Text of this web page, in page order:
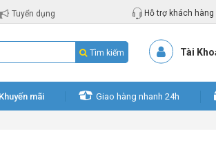
Tuyển dụng Hỗ trợ khách hàng
Tìm kiếm Tài
Khuyến mãi Giao hàng nhanh 24h